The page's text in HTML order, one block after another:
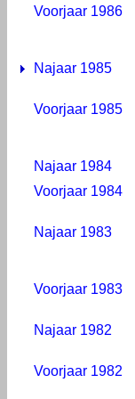
Voorjaar 1986
Najaar 1985
Voorjaar 1985
Najaar 1984
Voorjaar 1984
Najaar 1983
Voorjaar 1983
Najaar 1982
Voorjaar 1982